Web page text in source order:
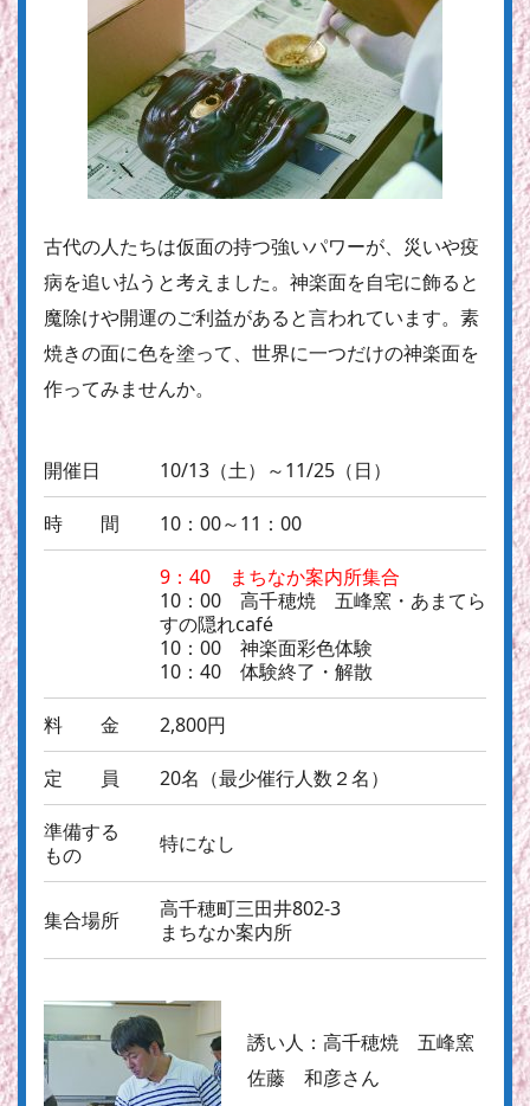
古代の人たちは仮面の持つ強いパワーが、災いや疫
病を追い払うと考えました。神楽面を自宅に飾ると
魔除けや開運のご利益があると言われています。素
焼きの面に色を塗って、世界に一つだけの神楽面を
作ってみませんか。
開催日 10/13（土）～11/25（日）
時 間 10：00～11：00
9：40 まちなか案内所集合
10：00 高千穂焼 五峰窯・あまてら
すの隠れcafé
10：00 神楽面彩色体験
10：40 体験終了・解散
料 金 2,800円
定 員 20名（最少催行人数２名）
準備する
もの
特になし
集合場所
高千穂町三田井802-3
まちなか案内所
誘い人：高千穂焼 五峰窯
佐藤 和彦さん